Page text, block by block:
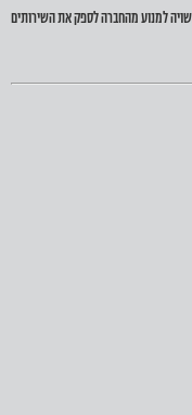
למנוע מהחברה לספק את השירותים